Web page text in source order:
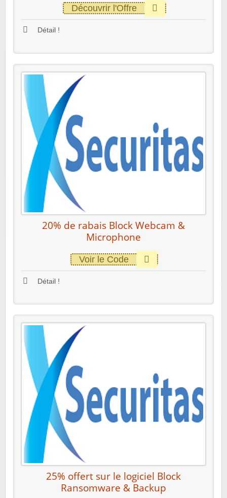
Découvrir l'Offre
Détail !
20% de rabais Block Webcam &
Microphone
Voir le Code
Détail !
25% offert sur le logiciel Block
Ransomware & Backup